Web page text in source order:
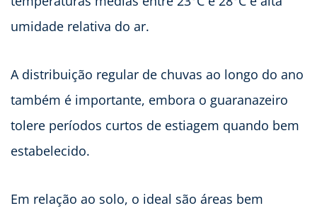
umidade relativa do ar.
A distribuição regular de chuvas ao longo do ano
também é importante, embora o guaranazeiro
tolere períodos curtos de estiagem quando bem
estabelecido.
Em relação ao solo, o ideal são áreas bem